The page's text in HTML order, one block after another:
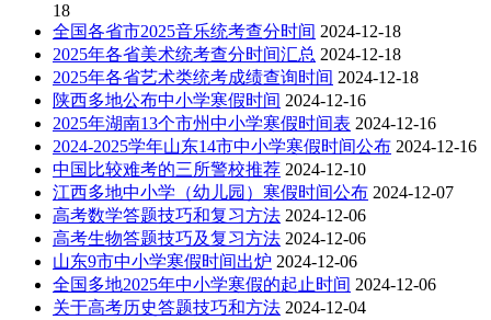
18
全国各省市2025音乐统考查分时间 2024-12-18
2025年各省美术统考查分时间汇总 2024-12-18
2025年各省艺术类统考成绩查询时间 2024-12-18
陕西多地公布中小学寒假时间 2024-12-16
2025年湖南13个市州中小学寒假时间表 2024-12-16
2024-2025学年山东14市中小学寒假时间公布 2024-12-16
中国比较难考的三所警校推荐 2024-12-10
江西多地中小学（幼儿园）寒假时间公布 2024-12-07
高考数学答题技巧和复习方法 2024-12-06
高考生物答题技巧及复习方法 2024-12-06
山东9市中小学寒假时间出炉 2024-12-06
全国多地2025年中小学寒假的起止时间 2024-12-06
关于高考历史答题技巧和方法 2024-12-04